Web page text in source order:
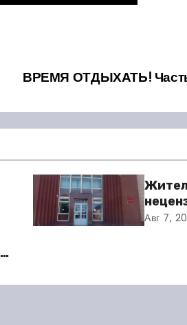
ВРЕМЯ ОТДЫХАТЬ! Часть
и
Авг 7,